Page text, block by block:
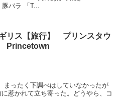
バラ 「T...
リス【旅行】 プリンスタウ
Princetown
まったく下調べはしていなかったが
惹かれて立ち寄った。どうやら、コ